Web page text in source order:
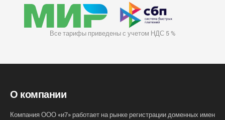
Все тарифы приведены с учетом НДС 5 %
О компании
Компания ООО «и7» работает на рынке регистрации доменных имен